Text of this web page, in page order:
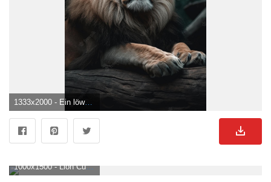
1333x2000 - Ein löwe in einem dunklen wald. Löwen Hintergrund .
1000x1500 - Lion Cub Picture. Download Free Image. Löwen Hintergrundbild.